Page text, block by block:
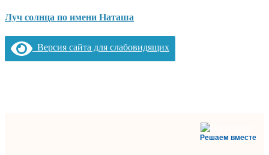
Луч солнца по имени Наташа
Версия сайта для слабовидящих
Решаем вместе